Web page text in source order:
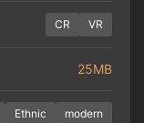
CR VR
25MB
Ethnic modern